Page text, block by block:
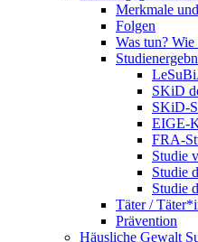
Merkmale
Folgen
Was tun? Wie
SKiD
SKiD-
EIGE-
FRA-
Studie
Studie
Studie
Täter /
Prävention
Häusliche Gewalt